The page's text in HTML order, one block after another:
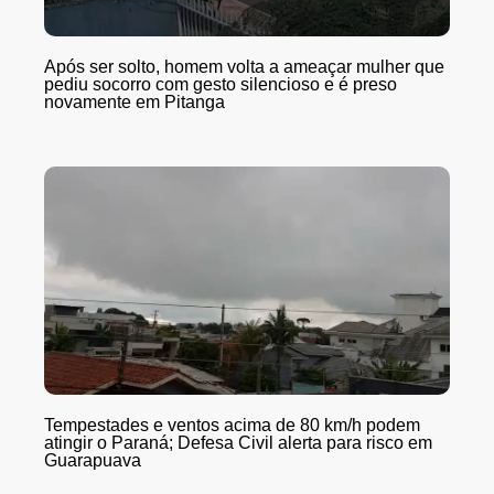
Após ser solto, homem volta a ameaçar mulher que
pediu socorro com gesto silencioso e é preso
novamente em Pitanga
Tempestades e ventos acima de 80 km/h podem
atingir o Paraná; Defesa Civil alerta para risco em
Guarapuava